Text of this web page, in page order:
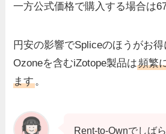
一方公式価格で購入する場合は
円安の影響でSpliceのほうがお得
Ozoneを含むiZotope製品は頻繁
ます。
Rent-to-Ownでしば